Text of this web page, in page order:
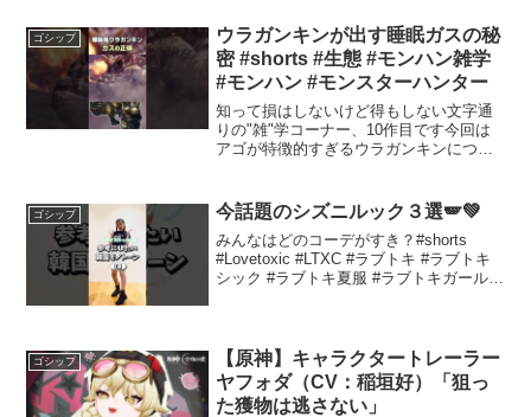
う新種の生物です。本記事では、ムフェ
トジーヴァの基本的な特性...
ゴシップ
ウラガンキンが出す睡眠ガスの秘
密 #shorts #生態 #モンハン雑学
#モンハン #モンスターハンター
知って損はしないけど得もしない文字通
りの"雑"学コーナー、10作目です今回は
アゴが特徴的すぎるウラガンキンについ
モンスターハンター:ワールド＿＿＿＿＿
＿＿＿＿＿＿＿＿...
ゴシップ 今話題のシズニルック３選🪽💚
みんなはどのコーデがすき？#shorts
#Lovetoxic #LTXC #ラブトキ #ラブトキ
シック #ラブトキ夏服 #ラブトキガール #
ゴシップ
【原神】キャラクタートレーラー
ヤフォダ（CV：稲垣好）「狙っ
た獲物は逃さない」